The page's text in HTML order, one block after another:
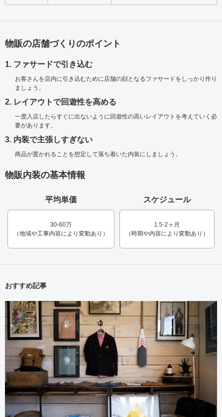
物販の店舗づくりのポイント
1. ファサードで引き込む
お客さんを店内に引き込むために店舗の顔となるファサードをしっかり作り
ましょう。
2. レイアウトで回遊性を高める
一度入店したらすぐに出ないように回遊性の高いレイアウトを考えていく必
要があります。
3. 内装で主張しすぎない
商品が置かれることを想定して落ち着いた内装にしましょう。
物販内装の基本情報
平均単価
30-60万
（地域や工事内容により変動あり）
スケジュール
1.5-2ヶ月
（時期や内容により変動あり）
おすすめ記事